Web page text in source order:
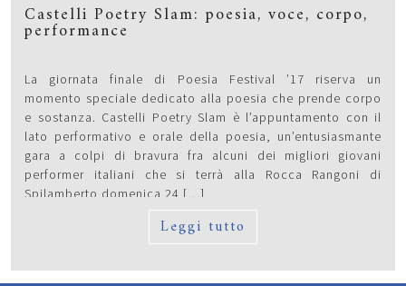
Castelli Poetry Slam: poesia, voce, corpo,
performance
La giornata finale di Poesia Festival ’17 riserva un
momento speciale dedicato alla poesia che prende corpo
e sostanza. Castelli Poetry Slam è l’appuntamento con il
lato performativo e orale della poesia, un’entusiasmante
gara a colpi di bravura fra alcuni dei migliori giovani
performer italiani che si terrà alla Rocca Rangoni di
Spilamberto domenica 24 […]
Leggi tutto